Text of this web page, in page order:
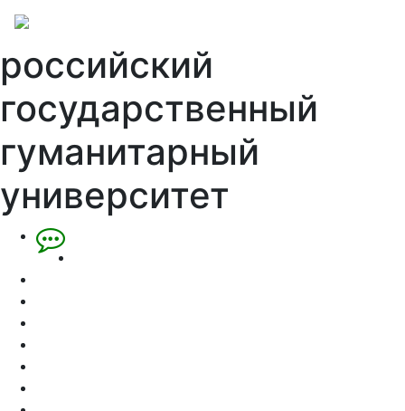
российский
государственный
гуманитарный
университет